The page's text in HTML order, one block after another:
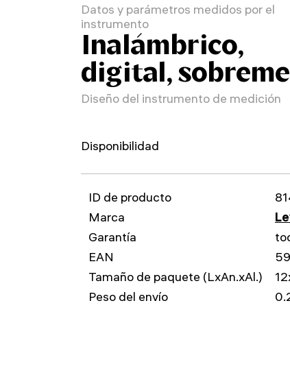
Datos y parámetros medidos por el
instrumento
Inalámbrico,
digital,
Diseño del instrumento de medición
Disponibilidad
ID de producto
Marca
Garantía
EAN
Tamaño de paquete (LxAn.xAl.)
Peso del envío